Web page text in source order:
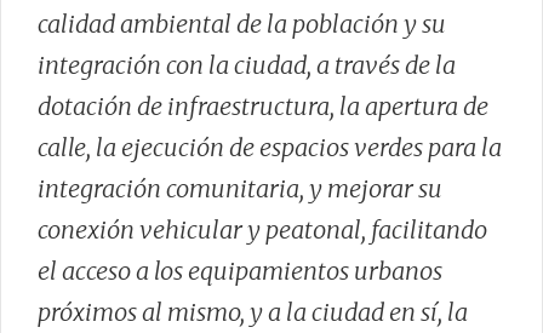
calidad ambiental de la población y su
integración con la ciudad, a través de la
dotación de infraestructura, la apertura de
calle, la ejecución de espacios verdes para la
integración comunitaria, y mejorar su
conexión vehicular y peatonal, facilitando
el acceso a los equipamientos urbanos
próximos al mismo, y a la ciudad en sí, la